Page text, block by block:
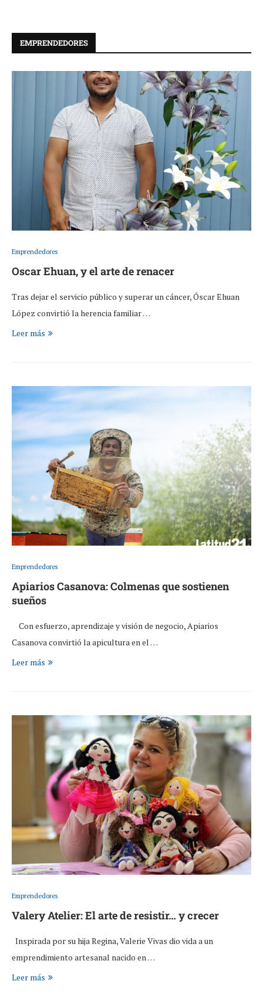
EMPRENDEDORES
Emprendedores
Oscar Ehuan, y el arte de renacer
Tras dejar el servicio público y superar un cáncer, Óscar Ehuan
López convirtió la herencia familiar …
Leer más
Emprendedores
Apiarios Casanova: Colmenas que sostienen
sueños
Con esfuerzo, aprendizaje y visión de negocio, Apiarios
Casanova convirtió la apicultura en el …
Leer más
Emprendedores
Valery Atelier: El arte de resistir… y crecer
Inspirada por su hija Regina, Valerie Vivas dio vida a un
emprendimiento artesanal nacido en …
Leer más